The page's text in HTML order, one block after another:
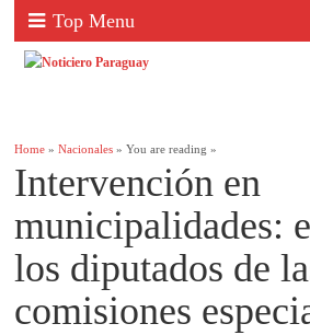
Top Menu
Home »Nacionales » You are reading »
Intervención en
municipalidades:
los diputados de
comisiones